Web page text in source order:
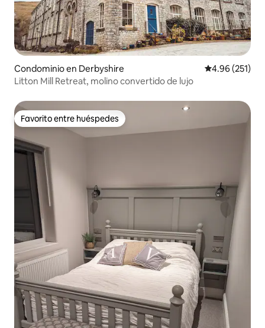
Condominio en Derbyshire Calificación
4.96 (251)
Litton Mill Retreat, molino convertido de lujo
Favorito entre huéspedes
Favorito entre huéspedes